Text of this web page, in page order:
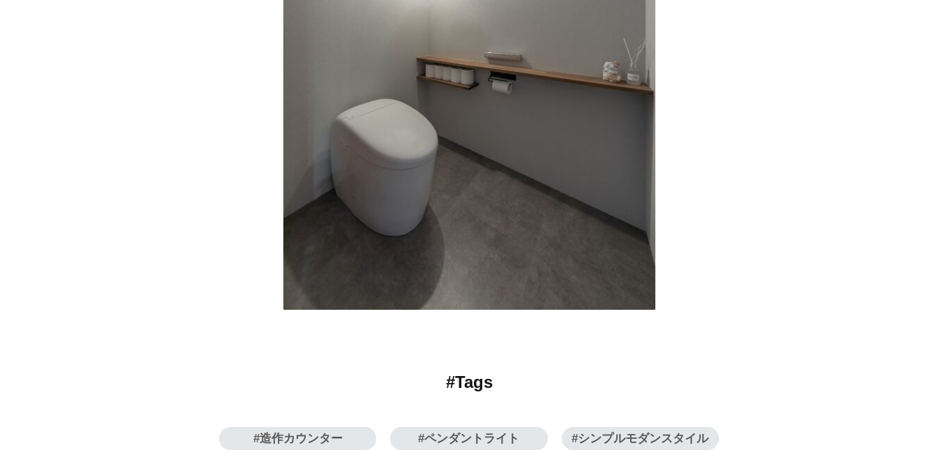
#Tags
造作カウンター ペンダントライト シンプルモダンスタイル